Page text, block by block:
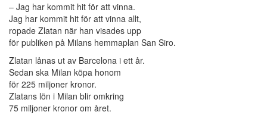
– Jag har kommit hit för att vinna.
Jag har kommit hit för att vinna allt,
ropade Zlatan när han visades upp
för publiken på Milans hemmaplan San Siro.
Zlatan lånas ut av Barcelona i ett år.
Sedan ska Milan köpa honom
för 225 miljoner kronor.
Zlatans lön i Milan blir omkring
75 miljoner kronor om året.